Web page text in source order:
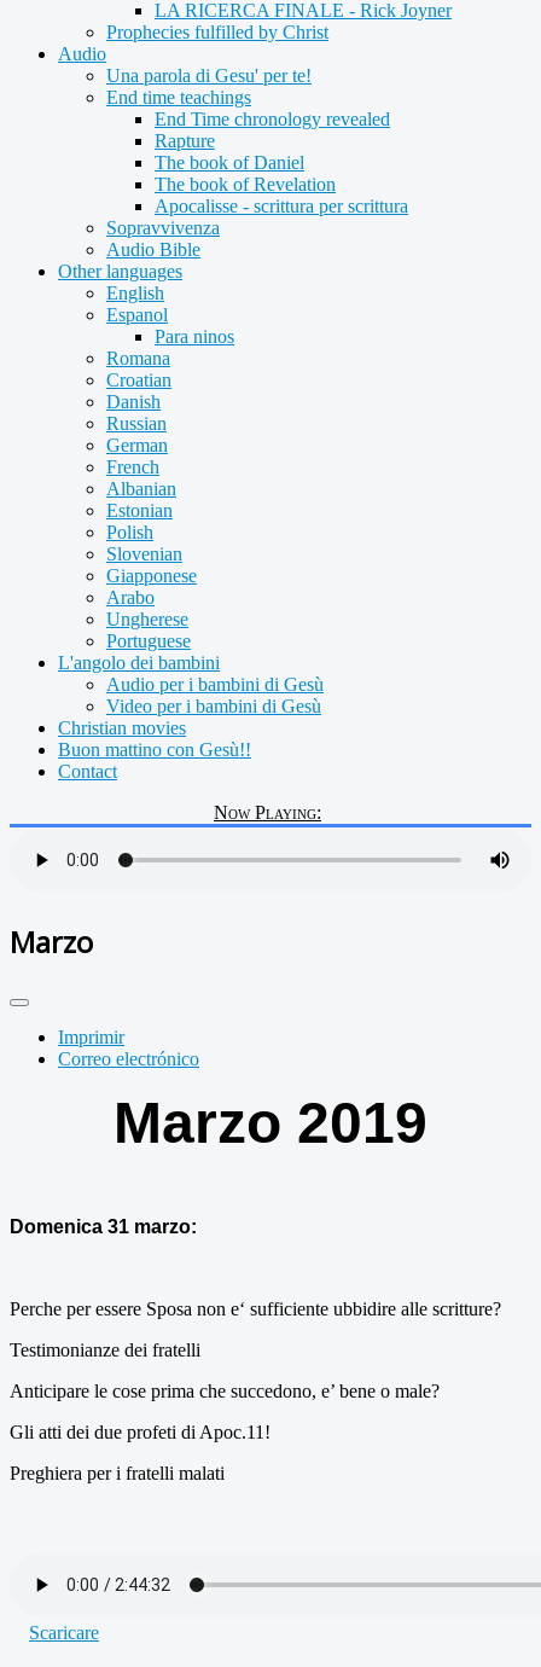
LA RICERCA FINALE - Rick Joyner
Prophecies fulfilled by Christ
Audio
Una parola di Gesu' per te!
End time teachings
End Time chronology revealed
Rapture
The book of Daniel
The book of Revelation
Apocalisse - scrittura per scrittura
Sopravvivenza
Audio Bible
Other languages
English
Espanol
Para ninos
Romana
Croatian
Danish
Russian
German
French
Albanian
Estonian
Polish
Slovenian
Giapponese
Arabo
Ungherese
Portuguese
L'angolo dei bambini
Audio per i bambini di Gesù
Video per i bambini di Gesù
Christian movies
Buon mattino con Gesù!!
Contact
Now Playing:
Marzo
Imprimir
Correo electrónico
Marzo 2019
Domenica 31 marzo:
Perche per essere Sposa non e‘ sufficiente ubbidire alle scritture?
Testimonianze dei fratelli
Anticipare le cose prima che succedono, e’ bene o male?
Gli atti dei due profeti di Apoc.11!
Preghiera per i fratelli malati
Scaricare